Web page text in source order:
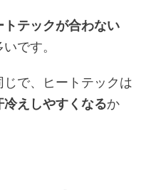
トテックが合わない
です。
で、ヒートテックは
冷えしやすくなるか